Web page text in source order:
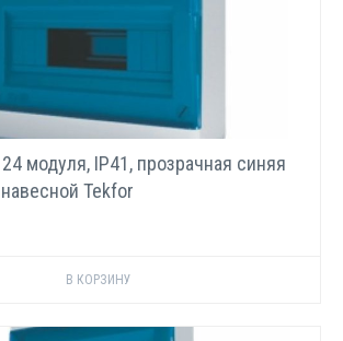
модуля, IP41, прозрачная синяя
Tekfor